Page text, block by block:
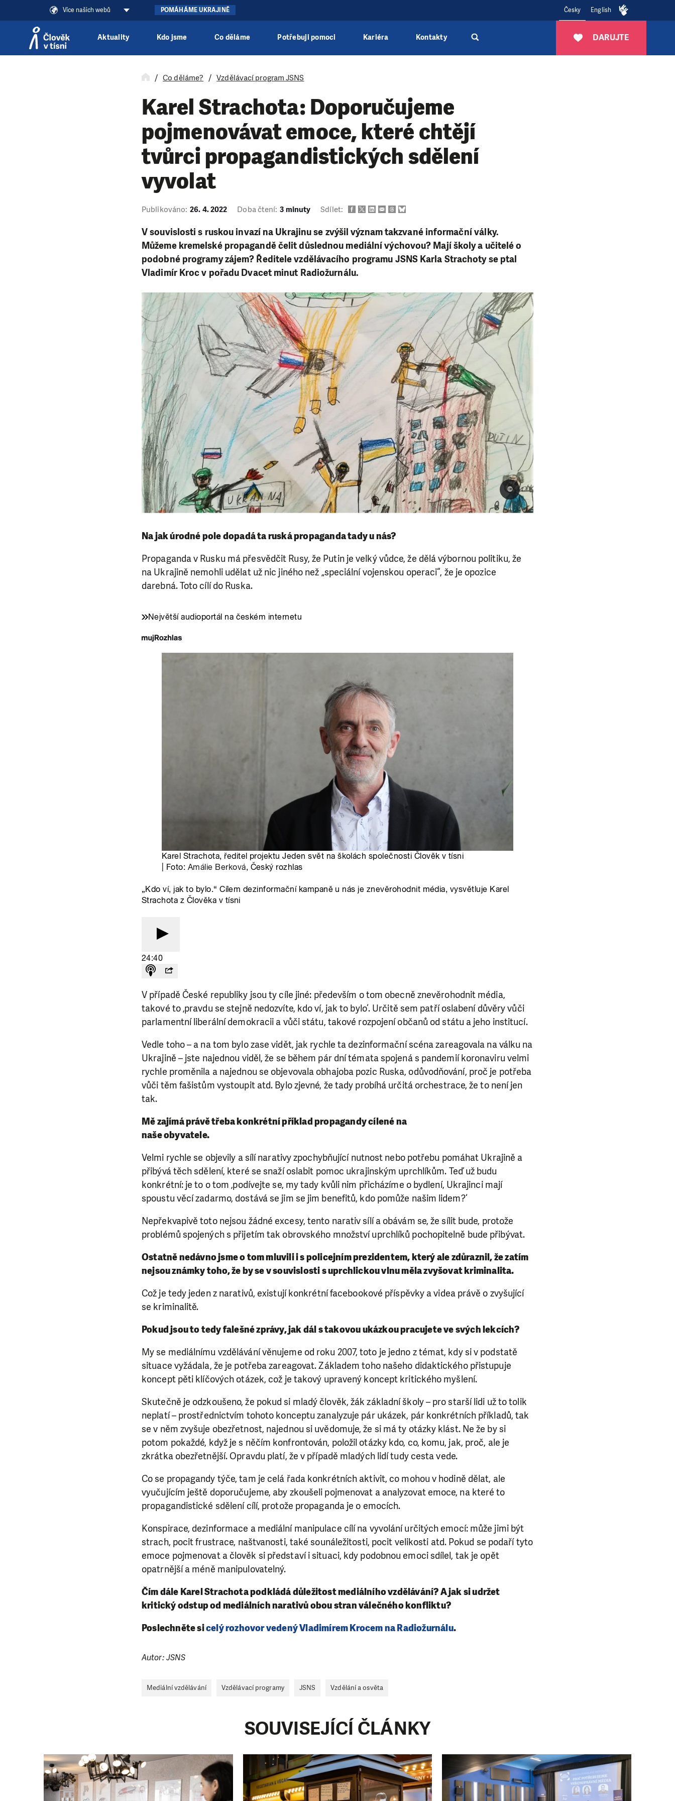
Více našich webů POMÁHÁME UKRAJINĚ Česky English
DARUJTE
Aktuality Kdo jsme Co děláme Potřebuji pomoci Kariéra Kontakty
Co děláme? Vzdělávací program JSNS
Karel Strachota: Doporučujeme
pojmenovávat emoce, které chtějí
tvůrci propagandistických sdělení
vyvolat
Publikováno: 26. 4. 2022 Doba čtení: 3 minuty Sdílet:
V souvislosti s ruskou invazí na Ukrajinu se zvýšil význam takzvané informační války.
Můžeme kremelské propagandě čelit důslednou mediální výchovou? Mají školy a učitelé o
podobné programy zájem? Ředitele vzdělávacího programu JSNS Karla Strachoty se ptal
Vladimír Kroc v pořadu Dvacet minut Radiožurnálu.
©
Na jak úrodné pole dopadá ta ruská propaganda tady u nás?
Propaganda v Rusku má přesvědčit Rusy, že Putin je velký vůdce, že dělá výbornou politiku, že
na Ukrajině nemohli udělat už nic jiného než „speciální vojenskou operaci“, že je opozice
darebná. Toto cílí do Ruska.
V případě České republiky jsou ty cíle jiné: především o tom obecně znevěrohodnit média,
takové to ‚pravdu se stejně nedozvíte, kdo ví, jak to bylo‘. Určitě sem patří oslabení důvěry vůči
parlamentní liberální demokracii a vůči státu, takové rozpojení občanů od státu a jeho institucí.
Vedle toho – a na tom bylo zase vidět, jak rychle ta dezinformační scéna zareagovala na válku na
Ukrajině – jste najednou viděl, že se během pár dní témata spojená s pandemií koronaviru velmi
rychle proměnila a najednou se objevovala obhajoba pozic Ruska, odůvodňování, proč je potřeba
vůči těm fašistům vystoupit atd. Bylo zjevné, že tady probíhá určitá orchestrace, že to není jen
tak.
Mě zajímá právě třeba konkrétní příklad propagandy cílené na
naše obyvatele.
Velmi rychle se objevily a sílí narativy zpochybňující nutnost nebo potřebu pomáhat Ukrajině a
přibývá těch sdělení, které se snaží oslabit pomoc ukrajinským uprchlíkům. Teď už budu
konkrétní: je to o tom ‚podívejte se, my tady kvůli nim přicházíme o bydlení, Ukrajinci mají
spoustu věcí zadarmo, dostává se jim se jim benefitů, kdo pomůže našim lidem?‘
Nepřekvapivě toto nejsou žádné excesy, tento narativ sílí a obávám se, že sílit bude, protože
problémů spojených s přijetím tak obrovského množství uprchlíků pochopitelně bude přibývat.
Ostatně nedávno jsme o tom mluvili i s policejním prezidentem, který ale zdůraznil, že zatím
nejsou známky toho, že by se v souvislosti s uprchlickou vlnu měla zvyšovat kriminalita.
Což je tedy jeden z narativů, existují konkrétní facebookové příspěvky a videa právě o zvyšující
se kriminalitě.
Pokud jsou to tedy falešné zprávy, jak dál s takovou ukázkou pracujete ve svých lekcích?
My se mediálnímu vzdělávání věnujeme od roku 2007, toto je jedno z témat, kdy si v podstatě
situace vyžádala, že je potřeba zareagovat. Základem toho našeho didaktického přistupuje
koncept pěti klíčových otázek, což je takový upravený koncept kritického myšlení.
Skutečně je odzkoušeno, že pokud si mladý člověk, žák základní školy – pro starší lidi už to tolik
neplatí – prostřednictvím tohoto konceptu zanalyzuje pár ukázek, pár konkrétních příkladů, tak
se v něm zvyšuje obezřetnost, najednou si uvědomuje, že si má ty otázky klást. Ne že by si
potom pokaždé, když je s něčím konfrontován, položil otázky kdo, co, komu, jak, proč, ale je
zkrátka obezřetnější. Opravdu platí, že v případě mladých lidí tudy cesta vede.
Co se propagandy týče, tam je celá řada konkrétních aktivit, co mohou v hodině dělat, ale
vyučujícím ještě doporučujeme, aby zkoušeli pojmenovat a analyzovat emoce, na které to
propagandistické sdělení cílí, protože propaganda je o emocích.
Konspirace, dezinformace a mediální manipulace cílí na vyvolání určitých emocí: může jimi být
strach, pocit frustrace, naštvanosti, také sounáležitosti, pocit velikosti atd. Pokud se podaří tyto
emoce pojmenovat a člověk si představí i situaci, kdy podobnou emoci sdílel, tak je opět
opatrnější a méně manipulovatelný.
Čím dále Karel Strachota podkládá důležitost mediálního vzdělávání? A jak si udržet
kritický odstup od mediálních narativů obou stran válečného konfliktu?
Poslechněte sicelý rozhovor vedený Vladimírem Krocem na Radiožurnálu.
Autor: JSNS
Mediální vzdělávání Vzdělávací programy JSNS Vzdělání a osvěta
SOUVISEJÍCÍ ČLÁNKY
LÍBÍ SE VÁM, CO DĚLÁME? PODPOŘTE NÁS!
rozhodnete pomoci jedním darem nebo se stanete pravidelným dárcem Klubu přátel, Vaše
dary nám umožní pomoci vždy tam, kde je to nejvíce potřeba.
DAROVAT DAROVAT PRAVIDELNĚ